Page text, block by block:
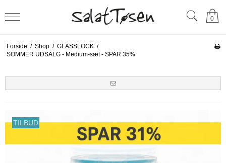
0
Forside / Shop / GLASSLOCK /
SOMMER UDSALG - Medium-sæt - SPAR 35%
TILBUD